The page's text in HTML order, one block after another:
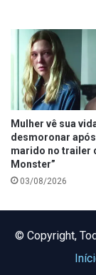
Mulher vê sua
desmoronar
marido no trailer
Monster”
03/08/2026
©️ Copyright,